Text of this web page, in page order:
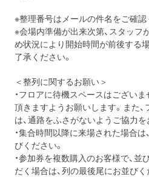
※整理番号はメールの件名をご確認
※会場内準備が出来次第、スタッフ
め状況により開始時間が前後する
了承ください。
＜整列に関するお願い＞
・フロアに待機スペースはござい
頂きますようお願いします。また
は、通路をふさがないようご協力を
・集合時間以降に来場された場合
びください。
・参加券を複数購入のお客様で、
だく場合は、列の最後尾にお並びく